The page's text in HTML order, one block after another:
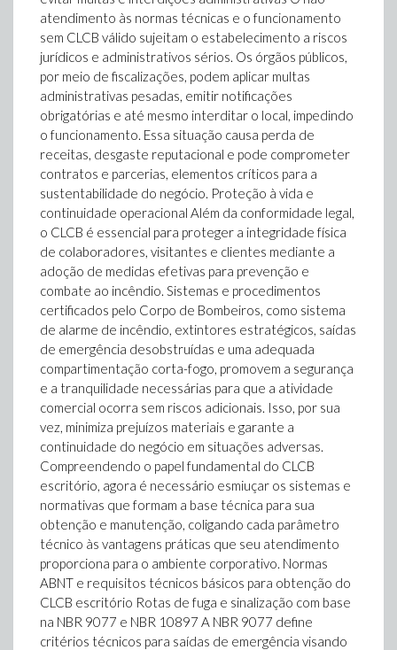
atendimento às normas técnicas e o funcionamento
sem CLCB válido sujeitam o estabelecimento a riscos
jurídicos e administrativos sérios. Os órgãos públicos,
por meio de fiscalizações, podem aplicar multas
administrativas pesadas, emitir notificações
obrigatórias e até mesmo interditar o local, impedindo
o funcionamento. Essa situação causa perda de
receitas, desgaste reputacional e pode comprometer
contratos e parcerias, elementos críticos para a
sustentabilidade do negócio. Proteção à vida e
continuidade operacional Além da conformidade legal,
o CLCB é essencial para proteger a integridade física
de colaboradores, visitantes e clientes mediante a
adoção de medidas efetivas para prevenção e
combate ao incêndio. Sistemas e procedimentos
certificados pelo Corpo de Bombeiros, como sistema
de alarme de incêndio, extintores estratégicos, saídas
de emergência desobstruídas e uma adequada
compartimentação corta-fogo, promovem a segurança
e a tranquilidade necessárias para que a atividade
comercial ocorra sem riscos adicionais. Isso, por sua
vez, minimiza prejuízos materiais e garante a
continuidade do negócio em situações adversas.
Compreendendo o papel fundamental do CLCB
escritório, agora é necessário esmiuçar os sistemas e
normativas que formam a base técnica para sua
obtenção e manutenção, coligando cada parâmetro
técnico às vantagens práticas que seu atendimento
proporciona para o ambiente corporativo. Normas
ABNT e requisitos técnicos básicos para obtenção do
CLCB escritório Rotas de fuga e sinalização com base
na NBR 9077 e NBR 10897 A NBR 9077 define
critérios técnicos para saídas de emergência visando